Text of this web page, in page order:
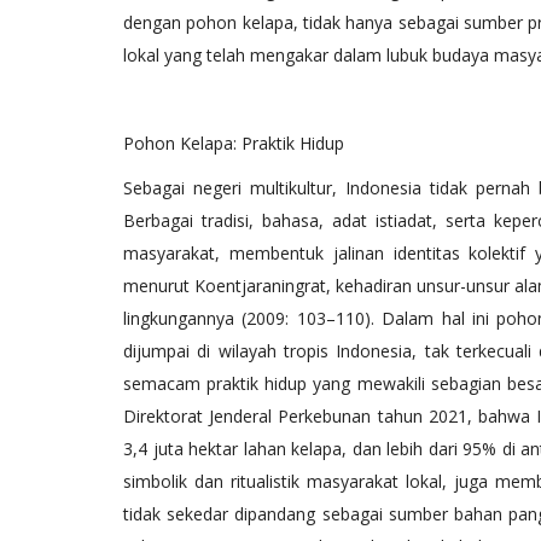
dengan pohon kelapa, tidak hanya sebagai sumber
lokal yang telah mengakar dalam lubuk budaya
Pohon Kelapa: Praktik Hidup
Sebagai negeri multikultur, Indonesia tidak
Berbagai tradisi, bahasa, adat istiadat, serta
masyarakat, membentuk jalinan identitas
menurut Koentjaraningrat, kehadiran unsur-unsur
lingkungannya (2009: 103–110). Dalam hal ini
dijumpai di wilayah tropis Indonesia, tak
semacam praktik hidup yang mewakili sebagian
Direktorat Jenderal Perkebunan tahun 2021,
3,4 juta hektar lahan kelapa, dan lebih dari 95% di
simbolik dan ritualistik masyarakat lokal, juga
tidak sekedar dipandang sebagai sumber bahan